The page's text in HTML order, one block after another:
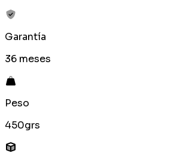
Garantía
36 meses
Peso
450grs